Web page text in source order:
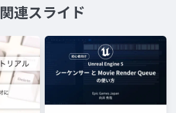
関連スライド